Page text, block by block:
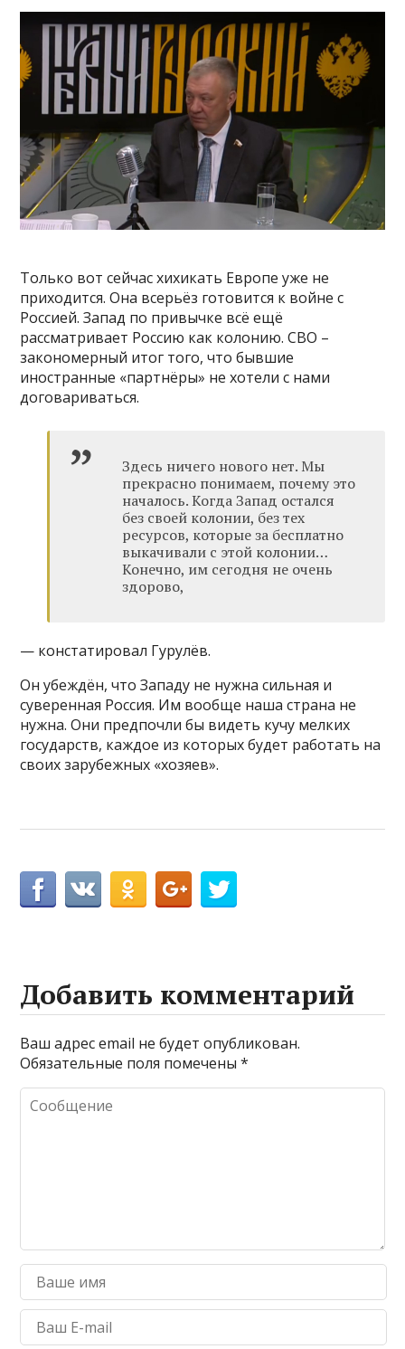
Только вот сейчас хихикать Европе уже не
приходится. Она всерьёз готовится к войне с
Россией. Запад по привычке всё ещё
рассматривает Россию как колонию. СВО –
закономерный итог того, что бывшие
иностранные «партнёры» не хотели с нами
договариваться.
Здесь ничего нового нет. Мы
прекрасно понимаем, почему это
началось. Когда Запад остался
без своей колонии, без тех
ресурсов, которые за бесплатно
выкачивали с этой колонии…
Конечно, им сегодня не очень
здорово,
— констатировал Гурулёв.
Он убеждён, что Западу не нужна сильная и
суверенная Россия. Им вообще наша страна не
нужна. Они предпочли бы видеть кучу мелких
государств, каждое из которых будет работать на
своих зарубежных «хозяев».
Добавить комментарий
Ваш адрес email не будет опубликован.
Обязательные поля помечены*